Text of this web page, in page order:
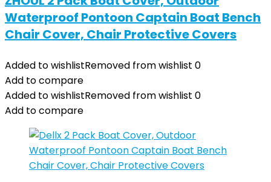
Waterproof Pontoon Captain Boat Bench
Chair Cover, Chair Protective Covers
Added to wishlistRemoved from wishlist 0
Add to compare
Added to wishlistRemoved from wishlist 0
Add to compare